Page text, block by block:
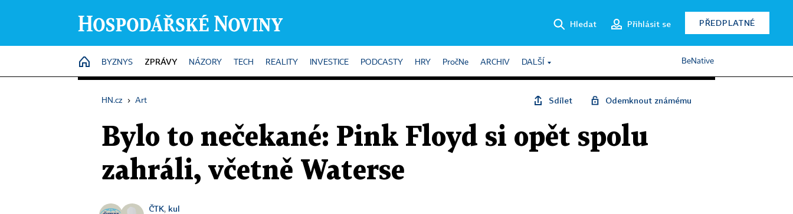
Hledat Přihlásit se PŘEDPLATNÉ
HOME
BYZNYS ZPRÁVY NÁZORY TECH REALITY INVESTICE PODCASTY HRY PročNe ARCHIV DALŠÍ BeNative
HN.cz › Art Sdílet Odemknout známému
Bylo to nečekané: Pink Floyd si opět spolu
zahráli, včetně Waterse
ČTK, kul